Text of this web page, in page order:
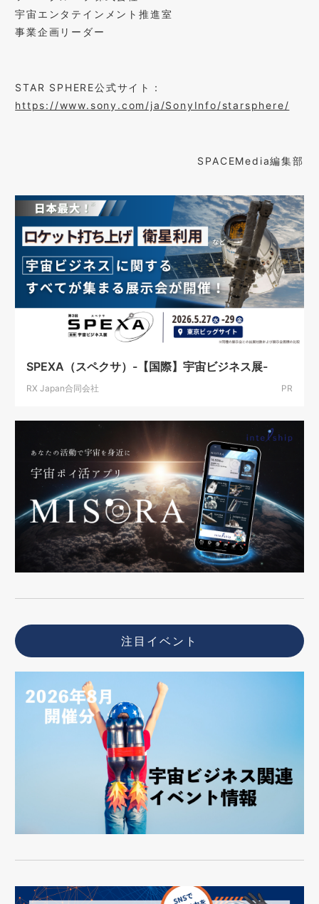
宇宙エンタテインメント推進室
事業企画リーダー
STAR SPHERE公式サイト：
https://www.sony.com/ja/SonyInfo/starsphere/
SPACEMedia編集部
SPEXA（スペクサ）-【国際】宇宙ビジネス展-
RX Japan合同会社 PR
注目イベント